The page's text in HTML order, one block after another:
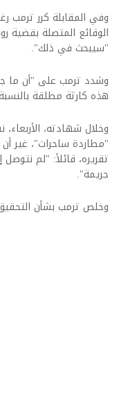
وفي المقابلة كرر ترمب
الوقائع المتصلة بقضية
"سيبحث في ذلك".
وشدد ترمب على "أن ما
هذه كارثة مطلقة
وخلال شهادته،
"مطاردة ساحرات"، غير
تقريره، قائلاً: "لم
جريمة".
وخلص ترمب بشأن